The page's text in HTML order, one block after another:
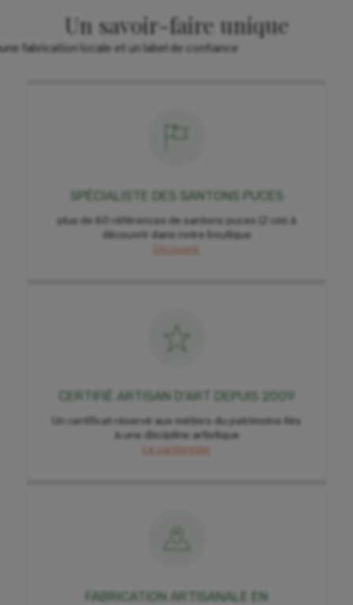
Un savoir-faire unique
une fabrication locale et un label de confiance
SPÉCIALISTE DES SANTONS PUCES
plus de 60 références de santons puces (2 cm) à
découvrir dans notre boutique
Découvrir
CERTIFIÉ ARTISAN D'ART DEPUIS 2009
Un certificat réservé aux métiers du patrimoine liés
à une discipline artistique
Le santonnier
FABRICATION ARTISANALE EN